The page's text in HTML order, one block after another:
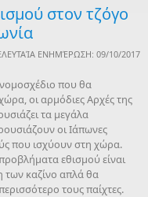
στον τζόγο
ΕΝΗΜΈΡΩΣΗ: 09/10/2017
που θα
οι αρμόδιες Αρχές της
τα μεγάλα
οι Ιάπωνες
που ισχύουν στη χώρα.
εθισμού είναι
των καζίνο απλά θα
τους παίχτες.